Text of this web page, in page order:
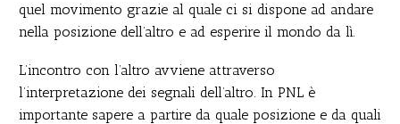
quel movimento grazie al quale ci si dispone ad andare
nella posizione dell’altro e ad esperire il mondo da lì.
L’incontro con l’altro avviene attraverso
l’interpretazione dei segnali dell’altro. In PNL è
importante sapere a partire da quale posizione e da quali